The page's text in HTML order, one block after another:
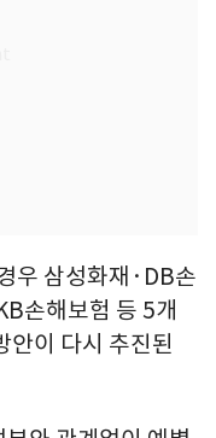
우 삼성화재·DB손
손해보험 등 5개
안이 다시 추진된